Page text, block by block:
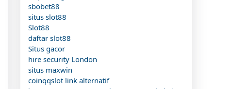
sbobet88
situs slot88
Slot88
daftar slot88
Situs gacor
hire security London
situs maxwin
coinqqslot link alternatif